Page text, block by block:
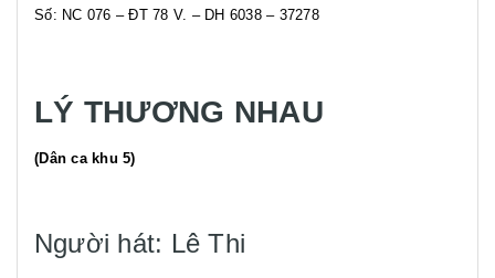
Số: NC 076 – ĐT 78 V. – DH 6038 – 37278
LÝ THƯƠNG NHAU
(Dân ca khu 5)
Người hát: Lê Thi